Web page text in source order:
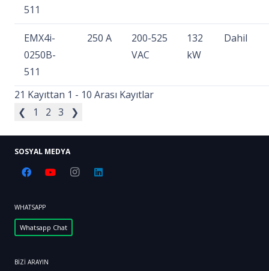
511
EMX4i-
0250B-
511
250 A
200-525
VAC
132
kW
Dahil
21 Kayıttan 1 - 10 Arası Kayıtlar
❮
1 2 3 ❯
SOSYAL MEDYA
WHATSAPP
Whatsapp Chat
BİZİ ARAYIN